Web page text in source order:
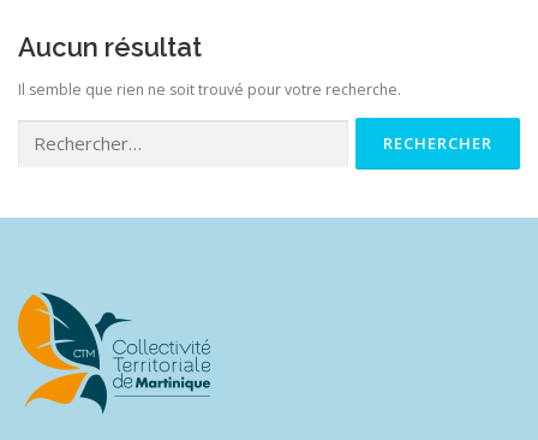
RESSOURCES DOCUMENTAIRES
SIGNALER UNE FRAUDE
Aucun résultat
Il semble que rien ne soit trouvé pour votre recherche.